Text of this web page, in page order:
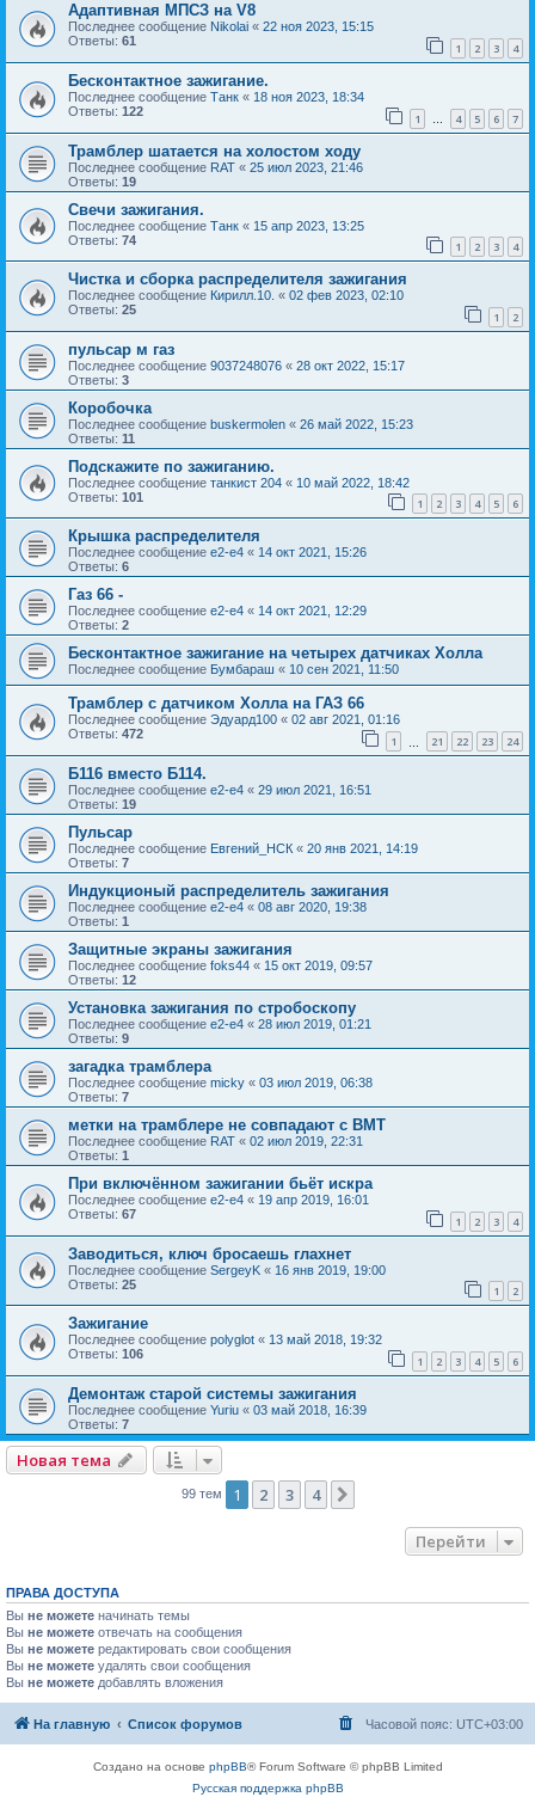
Адаптивная МПСЗ на V8
Последнее сообщение Nikolai « 22 ноя 2023, 15:15
Ответы: 61 1 2 3 4
Бесконтактное зажигание.
Последнее сообщение Танк « 18 ноя 2023, 18:34
Ответы: 122 1 4 5 6 7
Трамблер шатается на холостом ходу
Последнее сообщение RAT « 25 июл 2023, 21:46
Ответы: 19
Свечи зажигания.
Последнее сообщение Танк « 15 апр 2023, 13:25
Ответы: 74 1 2 3 4
Чистка и сборка распределителя зажигания
Последнее сообщение Кирилл.10. « 02 фев 2023, 02:10
Ответы: 25 1 2
пульсар м газ
Последнее сообщение 9037248076 « 28 окт 2022, 15:17
Ответы: 3
Коробочка
Последнее сообщение buskermolen « 26 май 2022, 15:23
Ответы: 11
Подскажите по зажиганию.
Последнее сообщение танкист 204 « 10 май 2022, 18:42
Ответы: 101 1 2 3 4 5 6
Крышка распределителя
Последнее сообщение e2-e4 « 14 окт 2021, 15:26
Ответы: 6
Газ 66 -
Последнее сообщение e2-e4 « 14 окт 2021, 12:29
Ответы: 2
Бесконтактное зажигание на четырех датчиках Холла
Последнее сообщение Бумбараш « 10 сен 2021, 11:50
Трамблер с датчиком Холла на ГАЗ 66
Последнее сообщение Эдуард100 « 02 авг 2021, 01:16
Ответы: 472 1 21 22 23 24
Б116 вместо Б114.
Последнее сообщение e2-e4 « 29 июл 2021, 16:51
Ответы: 19
Пульсар
Последнее сообщение Евгений_НСК « 20 янв 2021, 14:19
Ответы: 7
Индукционый распределитель зажигания
Последнее сообщение e2-e4 « 08 авг 2020, 19:38
Ответы: 1
Защитные экраны зажигания
Последнее сообщение foks44 « 15 окт 2019, 09:57
Ответы: 12
Установка зажигания по стробоскопу
Последнее сообщение e2-e4 « 28 июл 2019, 01:21
Ответы: 9
загадка трамблера
Последнее сообщение micky « 03 июл 2019, 06:38
Ответы: 7
метки на трамблере не совпадают с ВМТ
Последнее сообщение RAT « 02 июл 2019, 22:31
Ответы: 1
При включённом зажигании бьёт искра
Последнее сообщение e2-e4 « 19 апр 2019, 16:01
Ответы: 67 1 2 3 4
Заводиться, ключ бросаешь глахнет
Последнее сообщение SergeyK « 16 янв 2019, 19:00
Ответы: 25 1 2
Зажигание
Последнее сообщение polyglot « 13 май 2018, 19:32
Ответы: 106 1 2 3 4 5 6
Демонтаж старой системы зажигания
Последнее сообщение Yuriu « 03 май 2018, 16:39
Ответы: 7
Новая тема
99 тем 1 2 3 4
Перейти
ПРАВА ДОСТУПА
Вы не можете начинать темы
Вы не можете отвечать на сообщения
Вы не можете редактировать свои сообщения
Вы не можете удалять свои сообщения
Вы не можете добавлять вложения
На главную Список форумов Часовой пояс: UTC+03:00
Создано на основе phpBB® Forum Software © phpBB Limited
Русская поддержка phpBB